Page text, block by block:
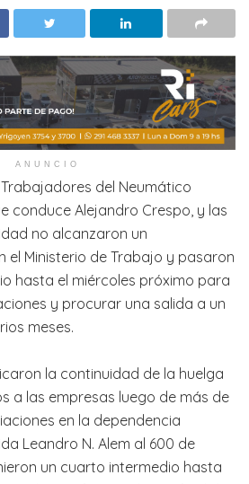
ANUNCIO
del Neumático
conduce Alejandro Crespo, y las
no alcanzaron un
el Ministerio de Trabajo y pasaron
hasta el miércoles próximo para
y procurar una salida a un
meses.
la continuidad de la huelga
a las empresas luego de más de
en la dependencia
Leandro N. Alem al 600 de
un cuarto intermedio hasta